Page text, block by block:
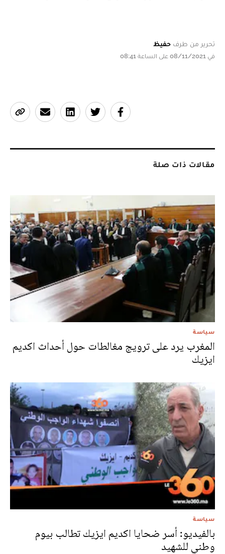
تحرير من طرف حفيظ
في 08/11/2021 على الساعة 08:41
مقالات ذات صلة
سياسة
المغرب يرد على ترويج مغالطات حول أحداث اكديم
ايزيك
سياسة
بالفيديو: أسر ضحايا اكديم ايزيك تطالب بيوم
وطني للشهيد